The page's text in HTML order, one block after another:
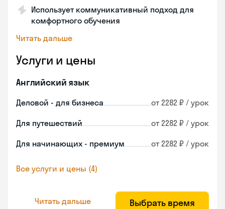
Использует коммуникативный подход для
комфортного обучения
Читать дальше
Услуги и цены
Английский язык
Деловой - для бизнеса от 2282 ₽ / урок
Для путешествий от 2282 ₽ / урок
Для начинающих - премиум от 2282 ₽ / урок
Все услуги и цены (4)
Читать дальше Выбрать время